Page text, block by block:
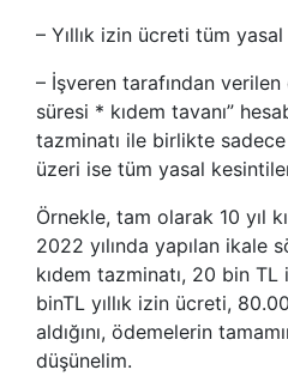
– Yıllık izin ücreti tüm
– İşveren tarafından verilen
süresi * kıdem tavanı”
tazminatı ile birlikte
üzeri ise tüm yasal
Örnekle, tam olarak 10 yıl
2022 yılında yapılan ikale
kıdem tazminatı, 20 bin
binTL yıllık izin ücreti,
aldığını, ödemelerin
düşünelim.